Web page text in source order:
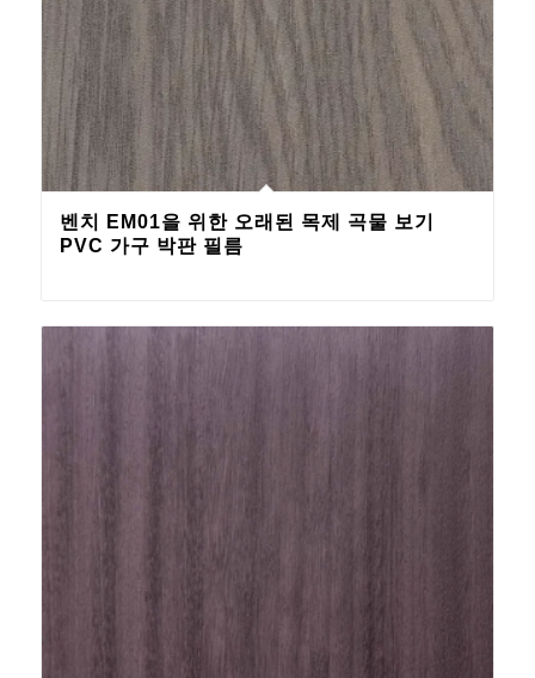
벤치 EM01을 위한 오래된 목제 곡물 보기
PVC 가구 박판 필름